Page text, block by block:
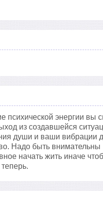
психической энергии вы
из создавшейся
души и ваши вибрации
Надо быть
начать жить иначе